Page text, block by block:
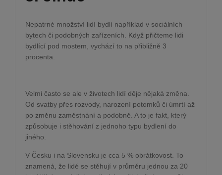
Nepatrné množství lidí bydlí například v sociálních
bytech či podobných zařízeních. Když přičteme lidi
bydlící pod mostem, vychází to na přibližně 3
procenta.
Velmi často se ale v životech lidí děje nějaká změna.
Od svatby přes rozvody, narození potomků či úmrtí až
po změnu zaměstnání a podobně. A to je fakt, který
způsobuje i stěhování z jednoho typu bydlení do
jiného.
V Česku i na Slovensku je cca 5 % obrátkovost. To
znamená, že lidé se stěhují v průměru jednou za 20